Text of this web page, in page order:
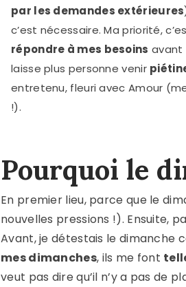
par les demandes extérieures
c’est nécessaire. Ma priorité,
répondre à mes besoins avant
laisse plus personne venir
entretenu, fleuri avec Amour
!).
Pourquoi le
En premier lieu, parce que le
nouvelles pressions !). Ensuite,
Avant, je détestais le dimanche
mes dimanches, ils me font
veut pas dire qu’il n’y a pas de